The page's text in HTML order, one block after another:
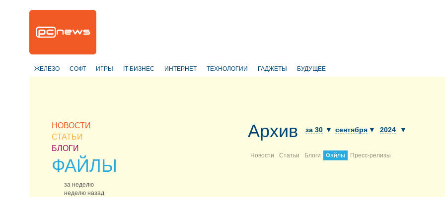
ЖЕЛЕЗО СОФТ ИГРЫ IT-БИЗНЕС ИНТЕРНЕТ ТЕХНОЛОГИИ ГАДЖЕТЫ БУДУЩЕЕ
НОВОСТИ
СТАТЬИ
БЛОГИ
ФАЙЛЫ
за неделю
неделю назад
Архив за 30 ▼ сентября ▼ 2024 ▼
Новости Статьи Блоги Файлы Пресс-релизы